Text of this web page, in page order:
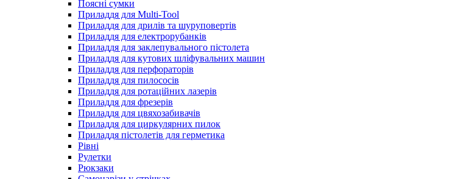
Поясні сумки
Приладдя для Multi-Tool
Приладдя для дрилів та шуруповертів
Приладдя для електрорубанків
Приладдя для заклепувального пістолета
Приладдя для кутових шліфувальних машин
Приладдя для перфораторів
Приладдя для пилососів
Приладдя для ротаційних лазерів
Приладдя для фрезерів
Приладдя для цвяхозабивачів
Приладдя для циркулярних пилок
Приладдя пістолетів для герметика
Рівні
Рулетки
Рюкзаки